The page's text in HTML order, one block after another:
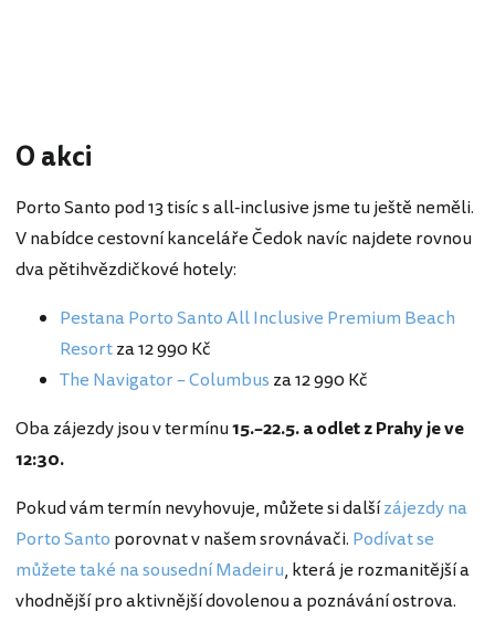
O akci
Porto Santo pod 13 tisíc s all-inclusive jsme tu ještě neměli.
V nabídce cestovní kanceláře Čedok navíc najdete rovnou
dva pětihvězdičkové hotely:
Pestana Porto Santo All Inclusive Premium Beach
Resortza 12 990 Kč
The Navigator – Columbus za 12 990 Kč
Oba zájezdy jsou v termínu15.–22.5. a odlet z Prahy je ve
12:30.
Pokud vám termín nevyhovuje, můžete si dalšízájezdy na
Porto Santo porovnat v našem srovnávači. Podívat se
můžete také na sousední Madeiru, která je rozmanitější a
vhodnější pro aktivnější dovolenou a poznávání ostrova.